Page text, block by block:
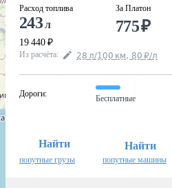
Расход топлива
243л
19 440 ₽
За Платон
775₽
Из расчёта: 28 л/100 км, 80 ₽/л
Дороги:
Бесплатные
Найти
попутные грузы
Найти
попутные машины